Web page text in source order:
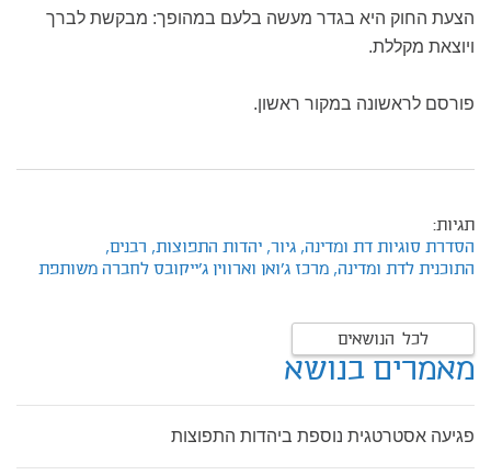
הצעת החוק היא בגדר מעשה בלעם במהופך: מבקשת לברך
ויוצאת מקללת.
פורסם לראשונה במקור ראשון.
תגיות:
הסדרת סוגיות דת ומדינה, גיור, יהדות התפוצות, רבנים,
התוכנית לדת ומדינה, מרכז ג'ואן וארווין ג'ייקובס לחברה משותפת
לכל הנושאים
מאמרים בנושא
פגיעה אסטרטגית נוספת ביהדות התפוצות